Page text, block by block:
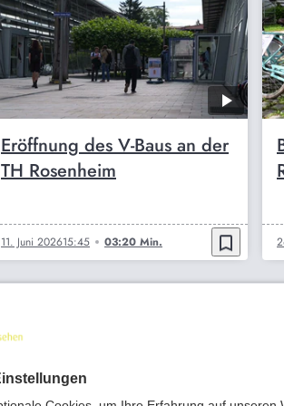
Eröffnung des V-Baus an der
TH Rosenheim
11. Juni 202615:45 03:20 Min. bookmark_border